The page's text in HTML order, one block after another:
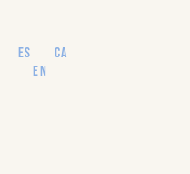
ES
CA
EN